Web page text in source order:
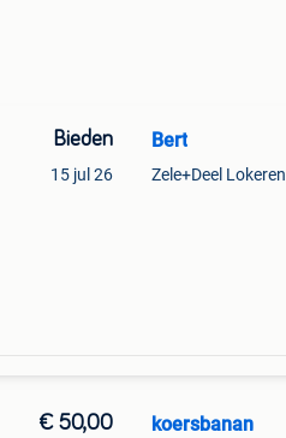
Bieden
15 jul 26
Bert
Zele+Deel Lokeren
€ 50,00 koersbanan